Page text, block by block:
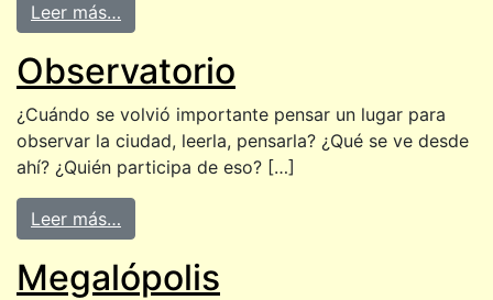
Leer más…
Observatorio
¿Cuándo se volvió importante pensar un lugar para
observar la ciudad, leerla, pensarla? ¿Qué se ve desde
ahí? ¿Quién participa de eso? […]
Leer más…
Megalópolis